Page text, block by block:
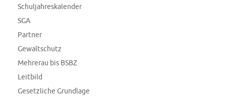
Schuljahreskalender
SGA
Partner
Gewaltschutz
Mehrerau bis BSBZ
Leitbild
Gesetzliche Grundlage